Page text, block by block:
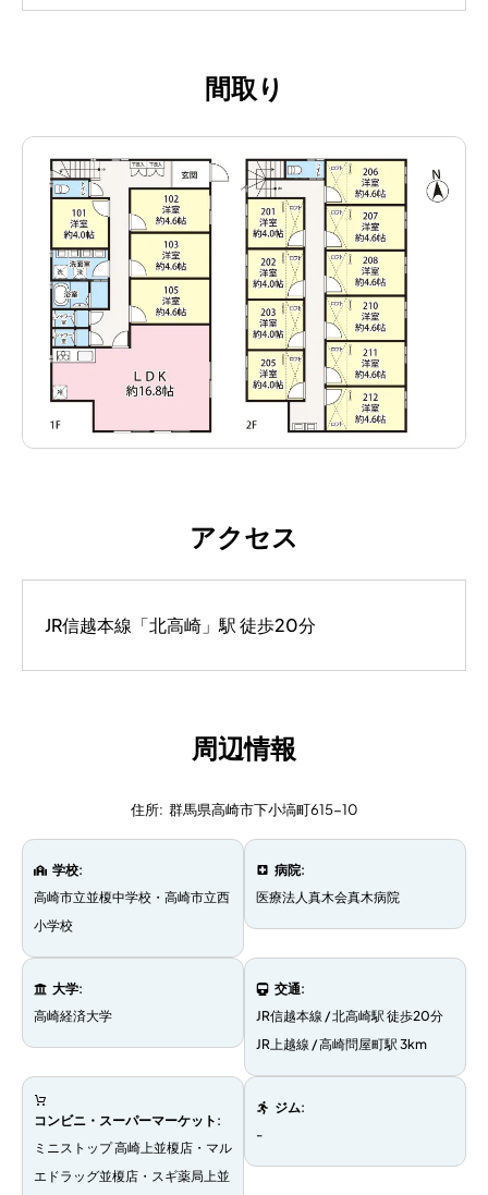
間取り
アクセス
JR信越本線「北高崎」駅 徒歩20分
周辺情報
住所: 群馬県高崎市下小塙町615-10
学校:
高崎市立並榎中学校・高崎市立西
小学校
病院:
医療法人真木会真木病院
大学:
高崎経済大学
交通:
JR信越本線 / 北高崎駅 徒歩20分
JR上越線 / 高崎問屋町駅 3km
コンビニ・スーパーマーケット :
ミニストップ 高崎上並榎店・マル
エドラッグ並榎店・スギ薬局上並
ジム:
-